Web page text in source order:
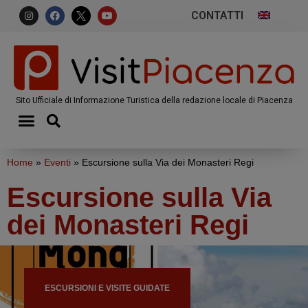
CONTATTI
Sito Ufficiale di Informazione Turistica della redazione locale di Piacenza
Home » Eventi » Escursione sulla Via dei Monasteri Regi
Escursione sulla Via
dei Monasteri Regi
ESCURSIONI E VISITE GUIDATE